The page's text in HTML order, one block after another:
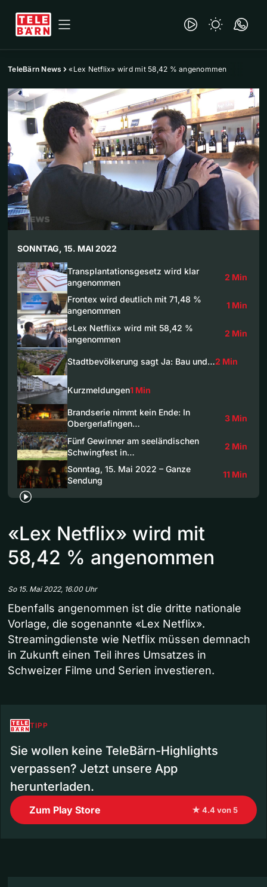
TeleBärn News «Lex Netflix» wird mit 58,42 % angenommen
SONNTAG, 15. MAI 2022
Transplantationsgesetz wird klar
angenommen
2 Min
Frontex wird deutlich mit 71,48 %
angenommen
1 Min
«Lex Netflix» wird mit 58,42 %
angenommen
2 Min
Stadtbevölkerung sagt Ja: Bau und…2 Min
Kurzmeldungen1 Min
Brandserie nimmt kein Ende: In
Obergerlafingen…
3 Min
Fünf Gewinner am seeländischen
Schwingfest in…
2 Min
Sonntag, 15. Mai 2022 – Ganze
Sendung
11 Min
«Lex Netflix» wird mit
58,42 % angenommen
So 15. Mai 2022, 16.00 Uhr
Ebenfalls angenommen ist die dritte nationale
Vorlage, die sogenannte «Lex Netflix».
Streamingdienste wie Netflix müssen demnach
in Zukunft einen Teil ihres Umsatzes in
Schweizer Filme und Serien investieren.
TIPP
Sie wollen keine TeleBärn-Highlights
verpassen? Jetzt unsere App
herunterladen.
Zum Play Store ★ 4.4 von 5